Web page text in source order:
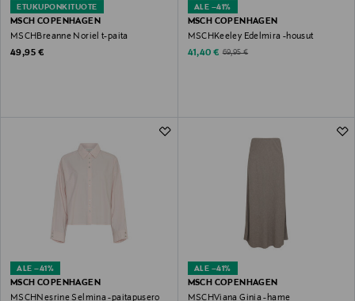
ETUKUPONKITUOTE
MSCH COPENHAGEN
MSCHBreanne Noriel t-paita
Original Price
49,95 €
ALE –41%
MSCH COPENHAGEN
MSCHKeeley Edelmira -housut
Discounted Price
41,40 € Original Price
69,95 €
ALE –41%
MSCH COPENHAGEN
MSCHNesrine Selmina -paitapusero
ALE –41%
MSCH COPENHAGEN
MSCHViana Ginia -hame